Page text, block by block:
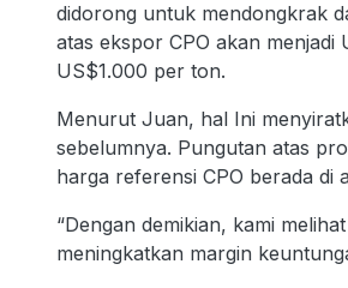
didorong untuk mendongkrak
atas ekspor CPO akan
US$1.000 per ton.
Menurut Juan, hal Ini
sebelumnya. Pungutan atas
harga referensi CPO berada di
“Dengan demikian, kami
meningkatkan margin